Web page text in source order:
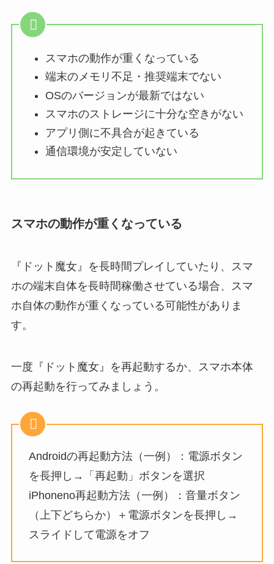
スマホの動作が重くなっている
端末のメモリ不足・推奨端末でない
OSのバージョンが最新ではない
スマホのストレージに十分な空きがない
アプリ側に不具合が起きている
通信環境が安定していない
スマホの動作が重くなっている
『ドット魔女』を長時間プレイしていたり、スマ
ホの端末自体を長時間稼働させている場合、スマ
ホ自体の動作が重くなっている可能性がありま
す。
一度『ドット魔女』を再起動するか、スマホ本体
の再起動を行ってみましょう。
Androidの再起動方法（一例）：電源ボタン
を長押し→「再起動」ボタンを選択
iPhoneno再起動方法（一例）：音量ボタン
（上下どちらか）＋電源ボタンを長押し→
スライドして電源をオフ